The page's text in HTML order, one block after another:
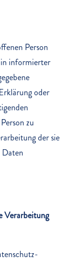
Person
informierter
oder
zu
der sie
Daten
Verarbeitung